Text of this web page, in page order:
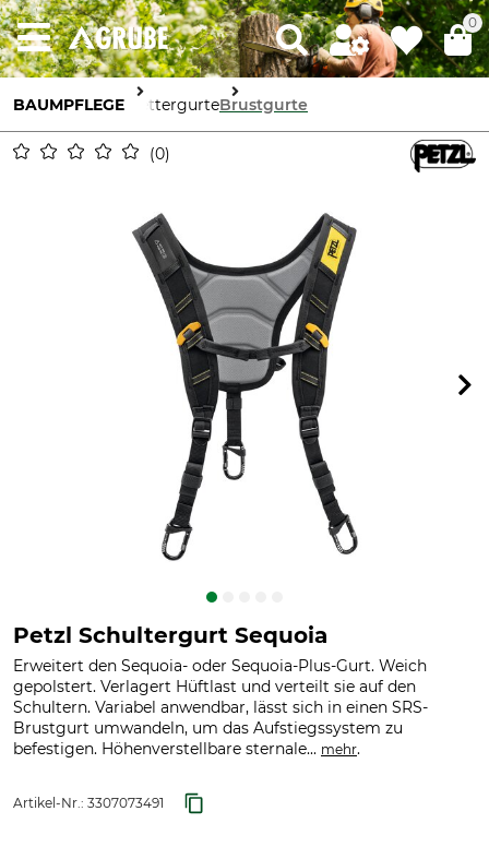
0
BAUMPFLEGE KlettergurteBrustgurte
0
Petzl Schultergurt Sequoia
Erweitert den Sequoia- oder Sequoia-Plus-Gurt. Weich
gepolstert. Verlagert Hüftlast und verteilt sie auf den
Schultern. Variabel anwendbar, lässt sich in einen SRS-
Brustgurt umwandeln, um das Aufstiegssystem zu
befestigen. Höhenverstellbare sternale... mehr.
Artikel-Nr.: 3307073491